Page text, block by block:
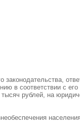
законодательства,
в соответствии с
рублей, на